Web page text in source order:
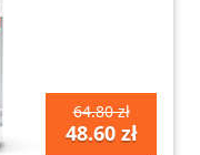
64.80 zł
48.60 zł